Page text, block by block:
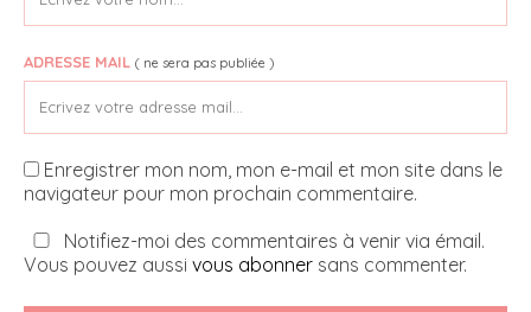
ADRESSE MAIL ( ne sera pas publiée )
Enregistrer mon nom, mon e-mail et mon site dans le
navigateur pour mon prochain commentaire.
Notifiez-moi des commentaires à venir via émail.
Vous pouvez aussi vous abonner sans commenter.